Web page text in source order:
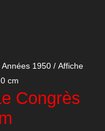
Années 1950 / Affiche
cm
Congrès